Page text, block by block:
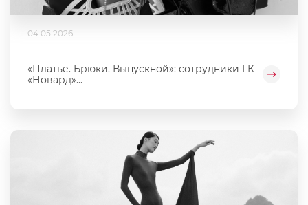
04.05.2026
«Платье. Брюки. Выпускной»: сотрудники ГК
«Новард»...